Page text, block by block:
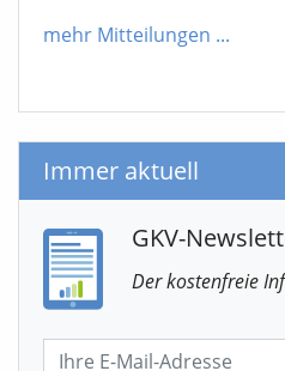
mehr Mitteilungen ...
Immer aktuell
GKV-
Der kostenfreie